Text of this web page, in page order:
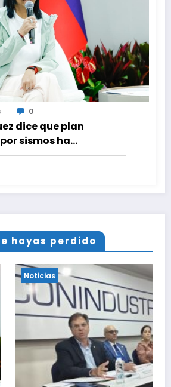
0
dice que plan
sismos ha
2.000 personas en
hayas perdido